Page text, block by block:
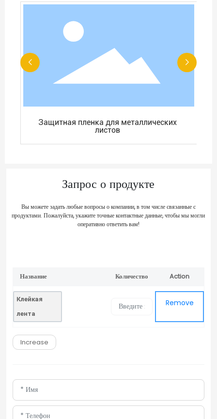
Защитная пленка для металлических
листов
Запрос о продукте
Вы можете задать любые вопросы о компании, в том числе связанные с
продуктами. Пожалуйста, укажите точные контактные данные, чтобы мы могли
оперативно ответить вам!
Название
продукта
Количество Action
Remove
Клейкая
лента
Remove
Increase